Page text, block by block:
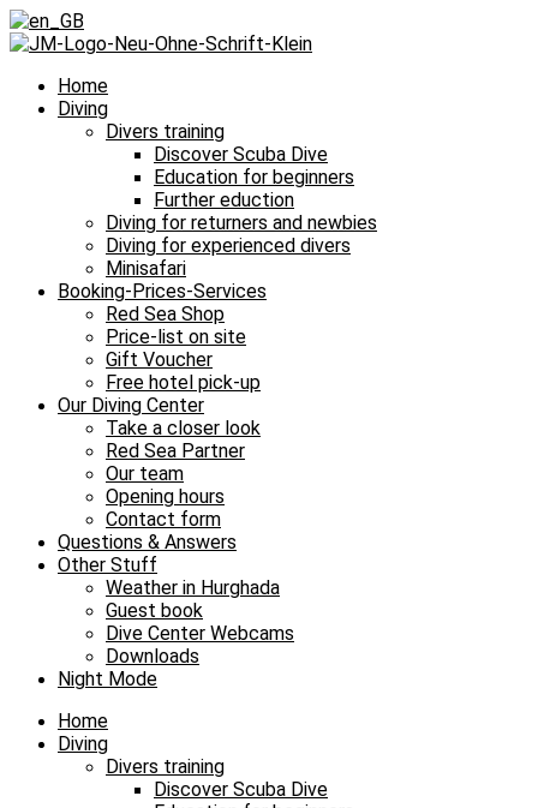
Home
Diving
Divers training
Discover Scuba Dive
Education for beginners
Further eduction
Diving for returners and newbies
Diving for experienced divers
Minisafari
Booking-Prices-Services
Red Sea Shop
Price-list on site
Gift Voucher
Free hotel pick-up
Our Diving Center
Take a closer look
Red Sea Partner
Our team
Opening hours
Contact form
Questions & Answers
Other Stuff
Weather in Hurghada
Guest book
Dive Center Webcams
Downloads
Night Mode
Home
Diving
Divers training
Discover Scuba Dive